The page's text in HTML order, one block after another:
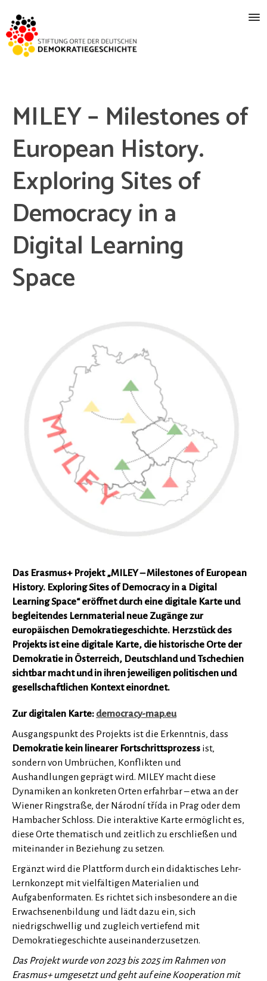
MILEY – Milestones of
European History.
Exploring Sites of
Democracy in a
Digital Learning
Space
Das Erasmus+ Projekt „MILEY – Milestones of European
History. Exploring Sites of Democracy in a Digital
Learning Space“ eröffnet durch eine digitale Karte und
begleitendes Lernmaterial neue Zugänge zur
europäischen Demokratiegeschichte. Herzstück des
Projekts ist eine digitale Karte, die historische Orte der
Demokratie in Österreich, Deutschland und Tschechien
sichtbar macht und in ihren jeweiligen politischen und
gesellschaftlichen Kontext einordnet.
Zur digitalen Karte: democracy-map.eu
Ausgangspunkt des Projekts ist die Erkenntnis, dass
Demokratie kein linearer Fortschrittsprozess ist,
sondern von Umbrüchen, Konflikten und
Aushandlungen geprägt wird. MILEY macht diese
Dynamiken an konkreten Orten erfahrbar – etwa an der
Wiener Ringstraße, der Národní třída in Prag oder dem
Hambacher Schloss. Die interaktive Karte ermöglicht es,
diese Orte thematisch und zeitlich zu erschließen und
miteinander in Beziehung zu setzen.
Ergänzt wird die Plattform durch ein didaktisches Lehr-
Lernkonzept mit vielfältigen Materialien und
Aufgabenformaten. Es richtet sich insbesondere an die
Erwachsenenbildung und lädt dazu ein, sich
niedrigschwellig und zugleich vertiefend mit
Demokratiegeschichte auseinanderzusetzen.
Das Projekt wurde von 2023 bis 2025 im Rahmen von
Erasmus+ umgesetzt und geht auf eine Kooperation mit